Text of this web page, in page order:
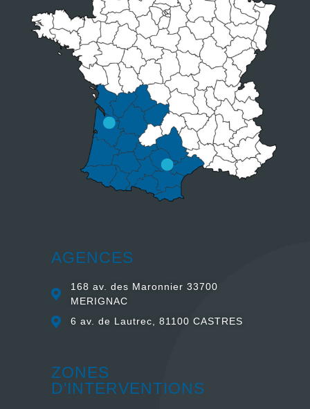
AGENCES
168 av. des Maronnier 33700
MERIGNAC
6 av. de Lautrec, 81100 CASTRES
ZONES
D'INTERVENTIONS